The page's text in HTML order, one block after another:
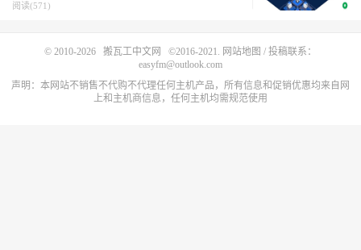
阅读(571)
© 2010-2026 搬瓦工中文网 ©2016-2021. 网站地图 / 投稿联系：
easyfm@outlook.com
声明：本网站不销售不代购不代理任何主机产品，所有信息和促销优惠均来自网
上和主机商信息，任何主机均需规范使用